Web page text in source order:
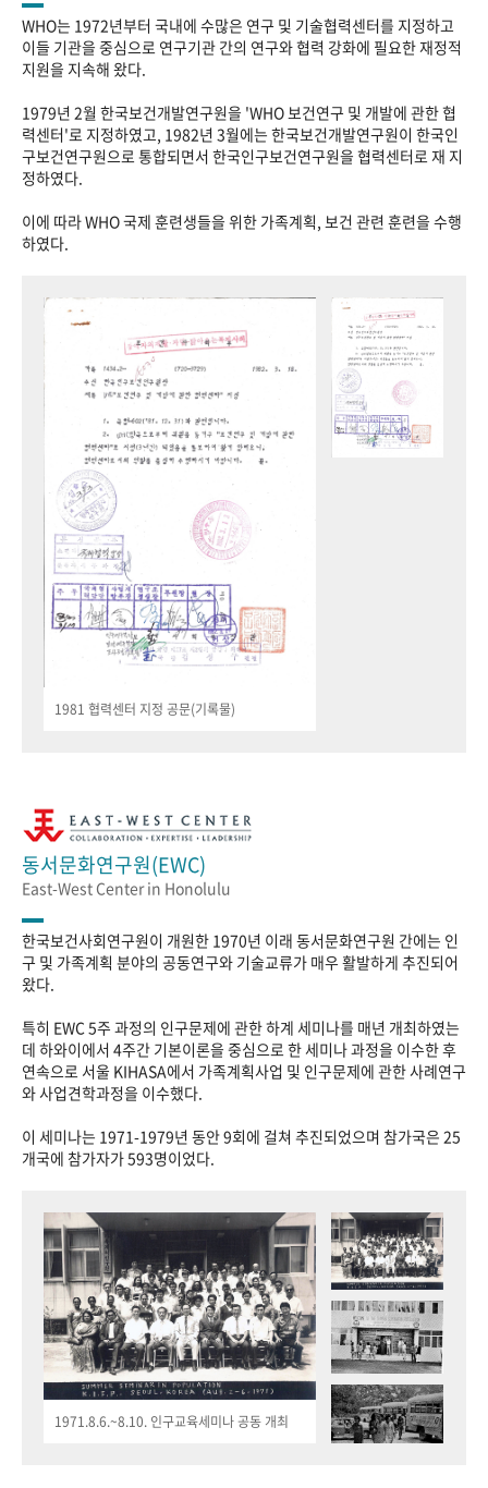
WHO는 1972년부터 국내에 수많은 연구 및 기술협력센터를 지정하고
이들 기관을 중심으로 연구기관 간의 연구와 협력 강화에 필요한 재정적
지원을 지속해 왔다.
1979년 2월 한국보건개발연구원을 'WHO 보건연구 및 개발에 관한 협
력센터'로 지정하였고, 1982년 3월에는 한국보건개발연구원이 한국인
구보건연구원으로 통합되면서 한국인구보건연구원을 협력센터로 재 지
정하였다.
이에 따라 WHO 국제 훈련생들을 위한 가족계획, 보건 관련 훈련을 수행
하였다.
1981 협력센터 지정 공문(기록물)
동서문화연구원(EWC)
East-West Center in Honolulu
한국보건사회연구원이 개원한 1970년 이래 동서문화연구원 간에는 인
구 및 가족계획 분야의 공동연구와 기술교류가 매우 활발하게 추진되어
왔다.
특히 EWC 5주 과정의 인구문제에 관한 하계 세미나를 매년 개최하였는
데 하와이에서 4주간 기본이론을 중심으로 한 세미나 과정을 이수한 후
연속으로 서울 KIHASA에서 가족계획사업 및 인구문제에 관한 사례연구
와 사업견학과정을 이수했다.
이 세미나는 1971-1979년 동안 9회에 걸쳐 추진되었으며 참가국은 25
개국에 참가자가 593명이었다.
1971.8.6.~8.10. 인구교육세미나 공동 개최